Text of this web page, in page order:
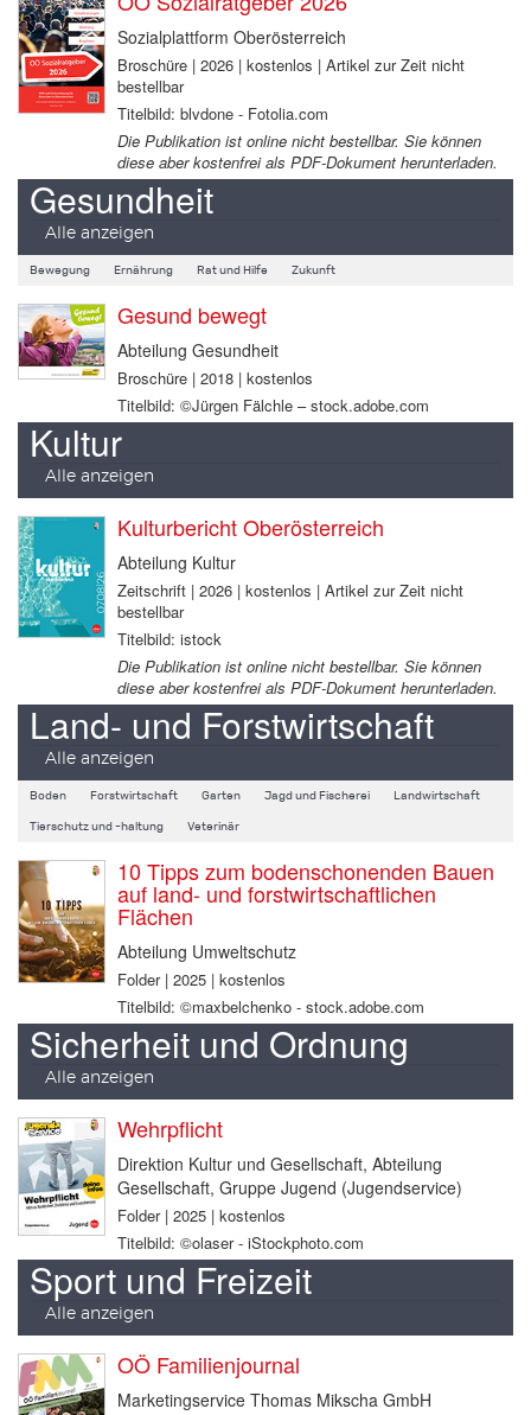
Sozialplattform Oberösterreich
Broschüre | 2026 | kostenlos | Artikel zur Zeit nicht
bestellbar
Titelbild: blvdone - Fotolia.com
Die Publikation ist online nicht bestellbar. Sie können
diese aber kostenfrei als PDF-Dokument herunterladen.
Gesundheit
Alle anzeigen
Bewegung Ernährung Rat und Hilfe Zukunft
Gesund bewegt
Abteilung Gesundheit
Broschüre | 2018 | kostenlos
Titelbild: ©Jürgen Fälchle – stock.adobe.com
Kultur
Alle anzeigen
Kulturbericht Oberösterreich
Abteilung Kultur
Zeitschrift | 2026 | kostenlos | Artikel zur Zeit nicht
bestellbar
Titelbild: istock
Die Publikation ist online nicht bestellbar. Sie können
diese aber kostenfrei als PDF-Dokument herunterladen.
Land- und Forstwirtschaft
Alle anzeigen
Boden Forstwirtschaft Garten Jagd und Fischerei Landwirtschaft
Tierschutz und -haltung Veterinär
10 Tipps zum bodenschonenden Bauen
auf land- und forstwirtschaftlichen
Flächen
Abteilung Umweltschutz
Folder | 2025 | kostenlos
Titelbild: ©maxbelchenko - stock.adobe.com
Sicherheit und Ordnung
Alle anzeigen
Wehrpflicht
Direktion Kultur und Gesellschaft, Abteilung
Gesellschaft, Gruppe Jugend (Jugendservice)
Folder | 2025 | kostenlos
Titelbild: ©olaser - iStockphoto.com
Sport und Freizeit
Alle anzeigen
OÖ Familienjournal
Marketingservice Thomas Mikscha GmbH